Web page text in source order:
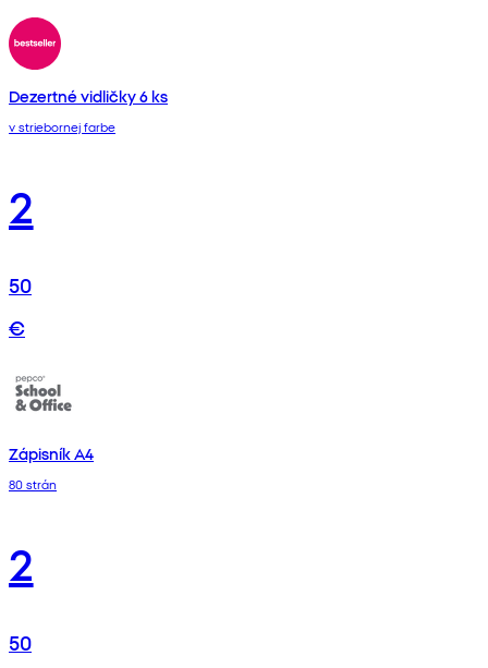
Dezertné vidličky 6 ks
v striebornej farbe
2
50
€
Zápisník A4
80 strán
2
50